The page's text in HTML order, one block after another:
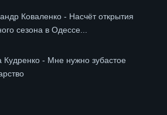
Коваленко - Насчёт открытия
сезона в Одессе...
Кудренко - Мне нужно зубастое